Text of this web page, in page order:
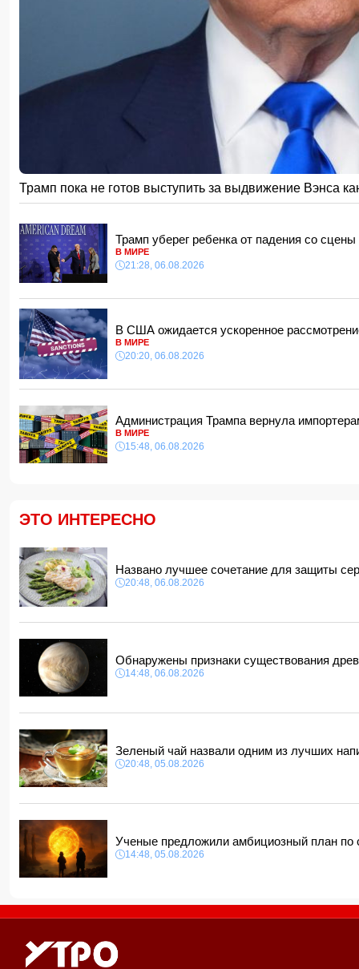
Путин: «Перед Россией и Киргизией открыты широкие
Чолпон-Атинская декларация укрепит
Центральной Азией
18:18, 06.08.2026
Стала известна дата II этапа вступительного экзамена в
Новрузали Асланов провел встречу с избирателями в
«Новые технологии формируют новые профессии на
Джейхун Байрамов и Андрей Сибига проводят встречу в
Трамп пока не готов выступить за выдвижение Вэнса
Трамп уберег ребенка от падения со
В МИРЕ
21:28, 06.08.2026
В США ожидается ускоренное
В МИРЕ
20:20, 06.08.2026
Администрация Трампа вернула
В МИРЕ
15:48, 06.08.2026
ЭТО ИНТЕРЕСНО
Названо лучшее сочетание для защиты
20:48, 06.08.2026
Обнаружены признаки существования
14:48, 06.08.2026
Зеленый чай назвали одним из лучших
20:48, 05.08.2026
Ученые предложили амбициозный план
14:48, 05.08.2026